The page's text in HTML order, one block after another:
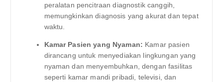
peralatan pencitraan diagnostik canggih,
memungkinkan diagnosis yang akurat dan tepat
waktu.
Kamar Pasien yang Nyaman: Kamar pasien
dirancang untuk menyediakan lingkungan yang
nyaman dan menyembuhkan, dengan fasilitas
seperti kamar mandi pribadi, televisi, dan